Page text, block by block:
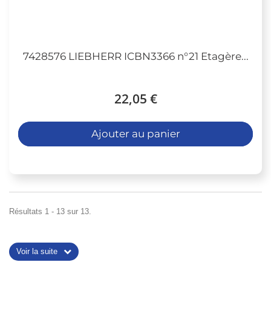
7428576 LIEBHERR ICBN3366 n°21 Etagère...
22,05 €
Ajouter au panier
Résultats 1 - 13 sur 13.
Voir la suite